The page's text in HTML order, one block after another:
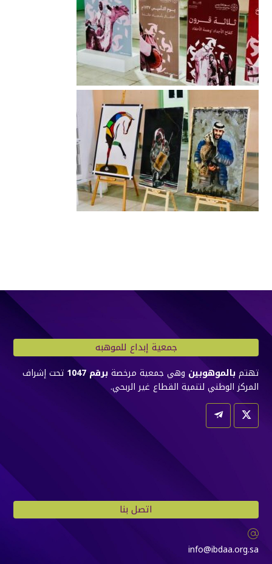
جمعية إبداع للموهبه
تهتمبالموهوبين وهي جمعية مرخصة برقم 1047
تحت إشراف
المركز الوطني لتنمية القطاع غير الربحي.
اتصل بنا
info@ibdaa.org.sa